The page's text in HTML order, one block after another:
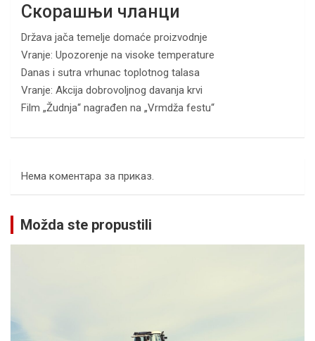
Скорашњи чланци
Država jača temelje domaće proizvodnje
Vranje: Upozorenje na visoke temperature
Danas i sutra vrhunac toplotnog talasa
Vranje: Akcija dobrovoljnog davanja krvi
Film „Žudnja“ nagrađen na „Vrmdža festu“
Нема коментара за приказ.
Možda ste propustili